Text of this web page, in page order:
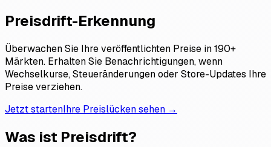
Preisdrift-Erkennung
Überwachen Sie Ihre veröffentlichten Preise in 190+
Märkten. Erhalten Sie Benachrichtigungen, wenn
Wechselkurse, Steueränderungen oder Store-Updates Ihre
Preise verziehen.
Jetzt startenIhre Preislücken sehen →
Was ist Preisdrift?